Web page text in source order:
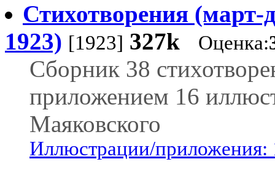
Стихотворения (март-
1923) [1923] 327k Оценка:
Сборник 38
приложением 16
Маяковского
Иллюстрации/приложения: